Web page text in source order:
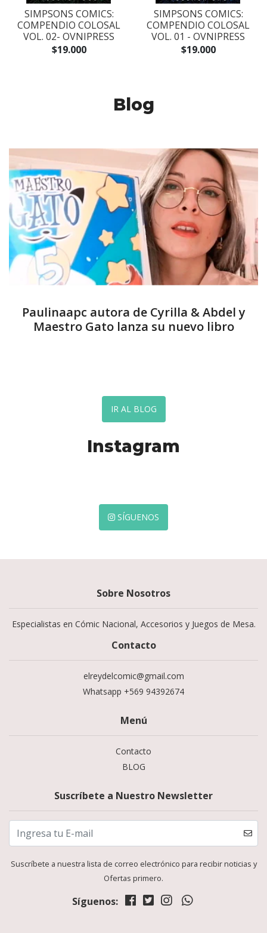
SIMPSONS COMICS:
COMPENDIO COLOSAL
VOL. 02- OVNIPRESS
$19.000
SIMPSONS COMICS:
COMPENDIO COLOSAL
VOL. 01 - OVNIPRESS
$19.000
Blog
Paulinaapc autora de Cyrilla & Abdel y
Maestro Gato lanza su nuevo libro
IR AL BLOG
Instagram
SÍGUENOS
Sobre Nosotros
Especialistas en Cómic Nacional, Accesorios y Juegos de Mesa.
Contacto
elreydelcomic@gmail.com
Whatsapp +569 94392674
Menú
Contacto
BLOG
Suscríbete a Nuestro Newsletter
Suscríbete a nuestra lista de correo electrónico para recibir noticias y
Ofertas primero.
Síguenos: